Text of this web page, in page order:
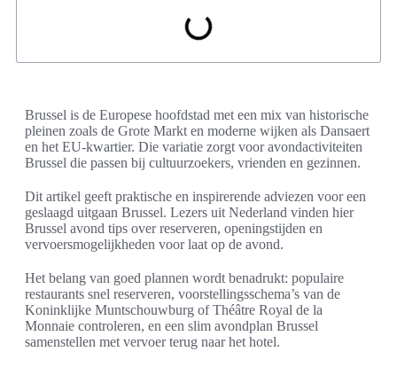
Brussel is de Europese hoofdstad met een mix van historische
pleinen zoals de Grote Markt en moderne wijken als Dansaert
en het EU-kwartier. Die variatie zorgt voor avondactiviteiten
Brussel die passen bij cultuurzoekers, vrienden en gezinnen.
Dit artikel geeft praktische en inspirerende adviezen voor een
geslaagd uitgaan Brussel. Lezers uit Nederland vinden hier
Brussel avond tips over reserveren, openingstijden en
vervoersmogelijkheden voor laat op de avond.
Het belang van goed plannen wordt benadrukt: populaire
restaurants snel reserveren, voorstellingsschema’s van de
Koninklijke Muntschouwburg of Théâtre Royal de la
Monnaie controleren, en een slim avondplan Brussel
samenstellen met vervoer terug naar het hotel.